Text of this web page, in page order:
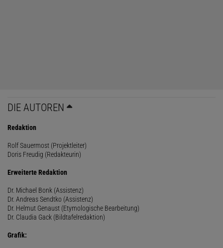
DIE AUTOREN
Redaktion
Rolf Sauermost (Projektleiter)
Doris Freudig (Redakteurin)
Erweiterte Redaktion
Dr. Michael Bonk (Assistenz)
Dr. Andreas Sendtko (Assistenz)
Dr. Helmut Genaust (Etymologische Bearbeitung)
Dr. Claudia Gack (Bildtafelredaktion)
Grafik: